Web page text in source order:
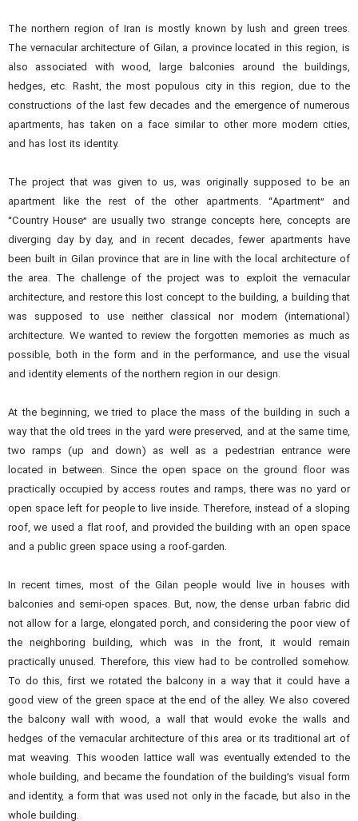
The northern region of Iran is mostly known by lush and green trees.
The vernacular architecture of Gilan, a province located in this region, is
also associated with wood, large balconies around the buildings,
hedges, etc. Rasht, the most populous city in this region, due to the
constructions of the last few decades and the emergence of numerous
apartments, has taken on a face similar to other more modern cities,
and has lost its identity.
The project that was given to us, was originally supposed to be an
apartment like the rest of the other apartments. “Apartment” and
“Country House” are usually two strange concepts here, concepts are
diverging day by day, and in recent decades, fewer apartments have
been built in Gilan province that are in line with the local architecture of
the area. The challenge of the project was to exploit the vernacular
architecture, and restore this lost concept to the building, a building that
was supposed to use neither classical nor modern (international)
architecture. We wanted to review the forgotten memories as much as
possible, both in the form and in the performance, and use the visual
and identity elements of the northern region in our design.
At the beginning, we tried to place the mass of the building in such a
way that the old trees in the yard were preserved, and at the same time,
two ramps (up and down) as well as a pedestrian entrance were
located in between. Since the open space on the ground floor was
practically occupied by access routes and ramps, there was no yard or
open space left for people to live inside. Therefore, instead of a sloping
roof, we used a flat roof, and provided the building with an open space
and a public green space using a roof-garden.
In recent times, most of the Gilan people would live in houses with
balconies and semi-open spaces. But, now, the dense urban fabric did
not allow for a large, elongated porch, and considering the poor view of
the neighboring building, which was in the front, it would remain
practically unused. Therefore, this view had to be controlled somehow.
To do this, first we rotated the balcony in a way that it could have a
good view of the green space at the end of the alley. We also covered
the balcony wall with wood, a wall that would evoke the walls and
hedges of the vernacular architecture of this area or its traditional art of
mat weaving. This wooden lattice wall was eventually extended to the
whole building, and became the foundation of the building’s visual form
and identity, a form that was used not only in the facade, but also in the
whole building.